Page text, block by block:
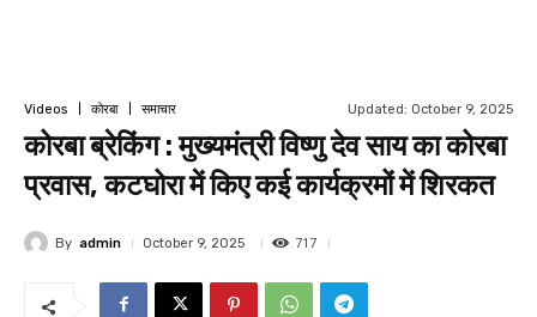
Videos कोरबा समाचार Updated: October 9, 2025
कोरबा ब्रेकिंग : मुख्यमंत्री विष्णु देव साय का कोरबा
प्रवास, कटघोरा में किए कई कार्यक्रमों में शिरकत
By admin October 9, 2025 717